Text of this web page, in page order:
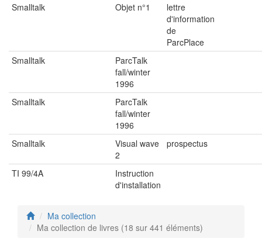
Smalltalk
Objet n°1
lettre
d'information
de
ParcPlace
Smalltalk
ParcTalk
fall/winter
1996
Smalltalk
ParcTalk
fall/winter
1996
Smalltalk
Visual wave
2
prospectus
TI 99/4A
Instruction
d'installation
Ma collection
Ma collection de livres (18 sur 441 éléments)